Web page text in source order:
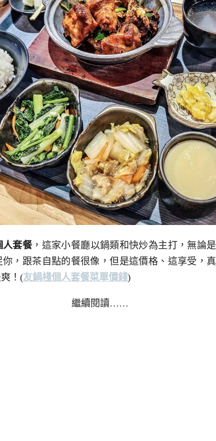
人套餐，這家小餐廳以鍋類和快炒為主打，無論
，跟茶自點的餐很像，但是這價格、這享受，
！ (友鍋棧個人套餐菜單價錢)
繼續閱讀……